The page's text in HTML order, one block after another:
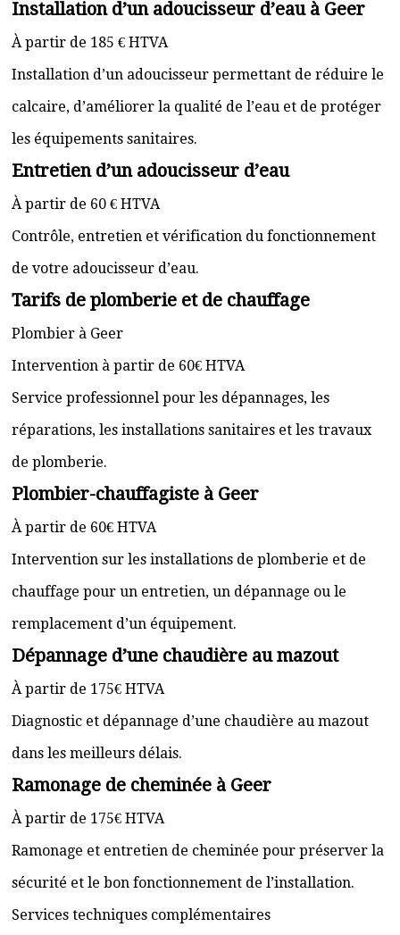
Installation d’un adoucisseur d’eau à Geer
À partir de 185 € HTVA
Installation d’un adoucisseur permettant de réduire le
calcaire, d’améliorer la qualité de l’eau et de protéger
les équipements sanitaires.
Entretien d’un adoucisseur d’eau
À partir de 60 € HTVA
Contrôle, entretien et vérification du fonctionnement
de votre adoucisseur d’eau.
Tarifs de plomberie et de chauffage
Plombier à Geer
Intervention à partir de 60€ HTVA
Service professionnel pour les dépannages, les
réparations, les installations sanitaires et les travaux
de plomberie.
Plombier-chauffagiste à Geer
À partir de 60€ HTVA
Intervention sur les installations de plomberie et de
chauffage pour un entretien, un dépannage ou le
remplacement d’un équipement.
Dépannage d’une chaudière au mazout
À partir de 175€ HTVA
Diagnostic et dépannage d’une chaudière au mazout
dans les meilleurs délais.
Ramonage de cheminée à Geer
À partir de 175€ HTVA
Ramonage et entretien de cheminée pour préserver la
sécurité et le bon fonctionnement de l’installation.
Services techniques complémentaires